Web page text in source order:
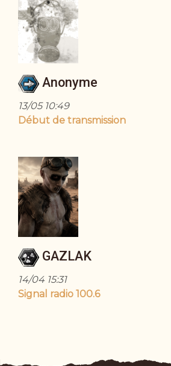
Anonyme
13/05 10:49
Début de transmission
GAZLAK
14/04 15:31
Signal radio 100.6